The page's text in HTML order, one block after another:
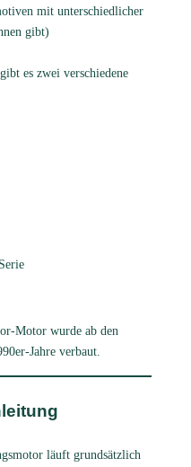
mit unterschiedlicher
gibt)
es zwei verschiedene
Motor wurde ab den
Jahre verbaut.
läuft grundsätzlich